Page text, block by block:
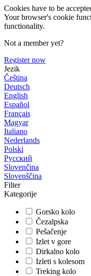
Cookies have to be
Your browser's cookie
functionality.
Not a member yet?
Register now
Jezik
Čeština
Deutsch
English
Español
Français
Magyar
Italiano
Nederlands
Polski
Русский
Slovenčina
Slovenščina
Filter
Kategorije
Gorsko kolo
Čezalpska
Pešačenje
Izlet v gore
Dirkalno kolo
Izleti s kolesom
Treking kolo